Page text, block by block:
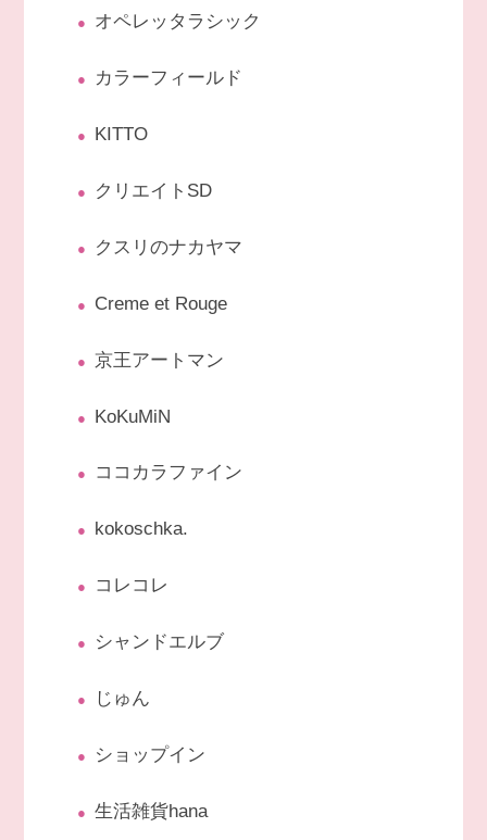
オペレッタラシック
カラーフィールド
KITTO
クリエイトSD
クスリのナカヤマ
Creme et Rouge
京王アートマン
KoKuMiN
ココカラファイン
kokoschka.
コレコレ
シャンドエルブ
じゅん
ショップイン
生活雑貨hana